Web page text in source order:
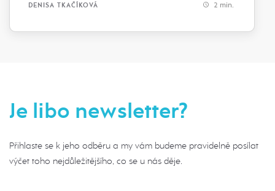
DENISA TKAČÍKOVÁ 2 min.
Je libo newsletter?
Přihlaste se k jeho odběru a my vám budeme pravidelně posílat
výčet toho nejdůležitějšího, co se u nás děje.